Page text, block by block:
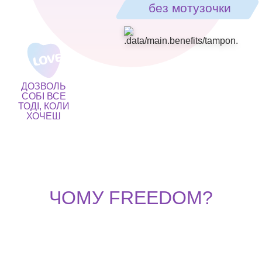
без мотузочки
ДОЗВОЛЬ
СОБІ ВСЕ
ТОДІ, КОЛИ
ХОЧЕШ
ЧОМУ FREEDOM?